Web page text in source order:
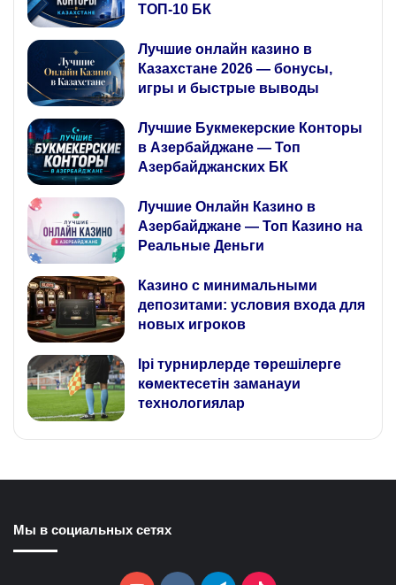
ТОП-10 БК
Лучшие онлайн казино в
Казахстане 2026 — бонусы,
игры и быстрые выводы
Лучшие Букмекерские Конторы
в Азербайджане — Топ
Азербайджанских БК
Лучшие Онлайн Казино в
Азербайджане — Топ Казино на
Реальные Деньги
Казино с минимальными
депозитами: условия входа для
новых игроков
Ірі турнирлерде төрешілерге
көмектесетін заманауи
технологиялар
Мы в социальных сетях